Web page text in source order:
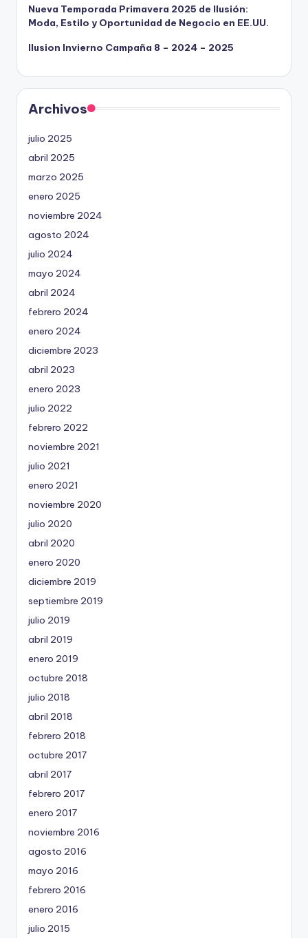
Nueva Temporada Primavera 2025 de Ilusión:
Moda, Estilo y Oportunidad de Negocio en EE.UU.
Ilusion Invierno Campaña 8 – 2024 – 2025
Archivos
julio 2025
abril 2025
marzo 2025
enero 2025
noviembre 2024
agosto 2024
julio 2024
mayo 2024
abril 2024
febrero 2024
enero 2024
diciembre 2023
abril 2023
enero 2023
julio 2022
febrero 2022
noviembre 2021
julio 2021
enero 2021
noviembre 2020
julio 2020
abril 2020
enero 2020
diciembre 2019
septiembre 2019
julio 2019
abril 2019
enero 2019
octubre 2018
julio 2018
abril 2018
febrero 2018
octubre 2017
abril 2017
febrero 2017
enero 2017
noviembre 2016
agosto 2016
mayo 2016
febrero 2016
enero 2016
julio 2015